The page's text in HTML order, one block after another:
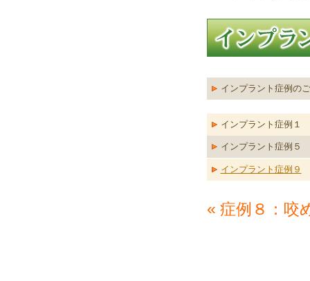
インプラント症例の
インプラント症例１
インプラント症例５
インプラント症例９
« 症例８：咬